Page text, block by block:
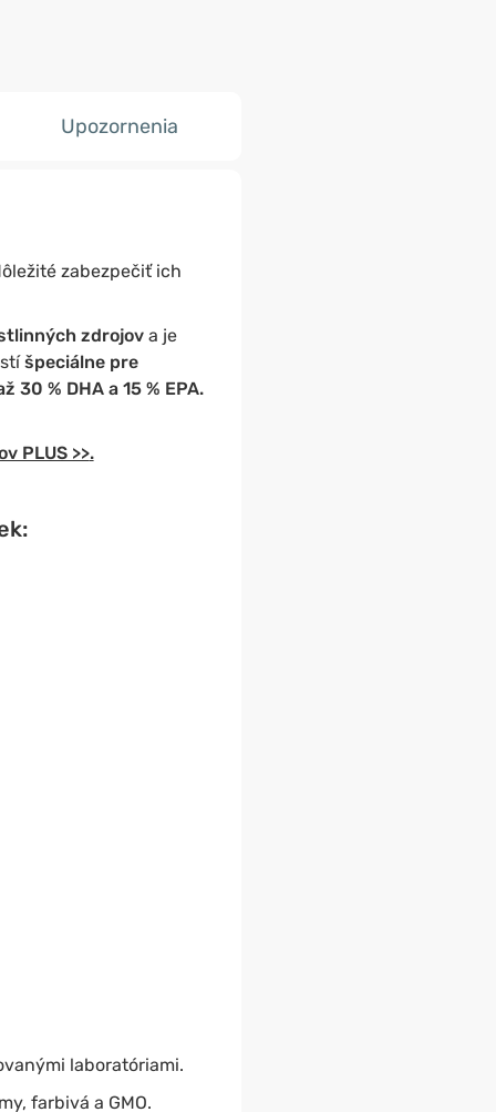
Upozornenia
zabezpečiť ich
zdrojova je
špeciálne pre
30 % DHA a 15 % EPA.
PLUS >>.
laboratóriami.
farbivá a GMO.